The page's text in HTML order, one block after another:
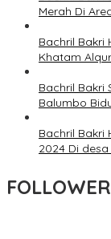
Merah Di
Bachril Bakri
Khatam
Bachril Bakri
Balumbo
Bachril Bakri
2024 Di